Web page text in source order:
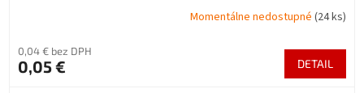
Momentálne nedostupné (24 ks)
0,04 € bez DPH
0,05 € DETAIL